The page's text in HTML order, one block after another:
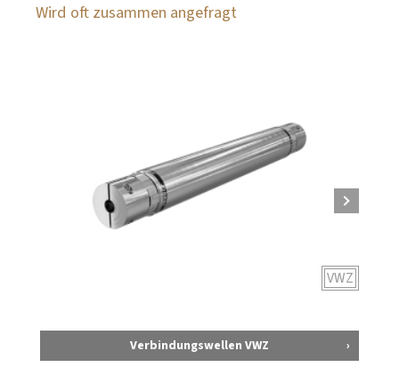
Wird oft zusammen angefragt
VWZ
Verbindungswellen VWZ